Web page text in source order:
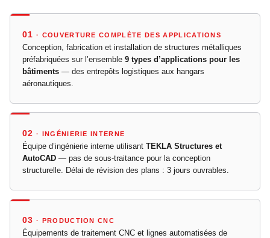
01 · COUVERTURE COMPLÈTE DES APPLICATIONS
Conception, fabrication et installation de structures métalliques
préfabriquées sur l’ensemble 9 types d’applications pour les
bâtiments — des entrepôts logistiques aux hangars
aéronautiques.
02 · INGÉNIERIE INTERNE
Équipe d’ingénierie interne utilisant TEKLA Structures et
AutoCAD — pas de sous-traitance pour la conception
structurelle. Délai de révision des plans : 3 jours ouvrables.
03 · PRODUCTION CNC
Équipements de traitement CNC et lignes automatisées de